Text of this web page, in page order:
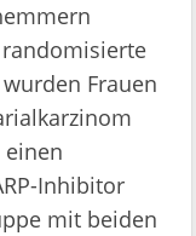
Frauen
einen
Inhibitor
mit beiden